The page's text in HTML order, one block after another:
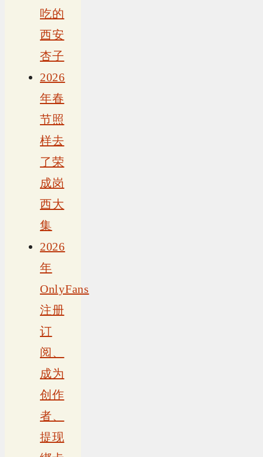
吃的
西安
杏子
2026
年春
节照
样去
了荣
成岗
西大
集
2026
年
OnlyFans
注册
订
阅、
成为
创作
者、
提现